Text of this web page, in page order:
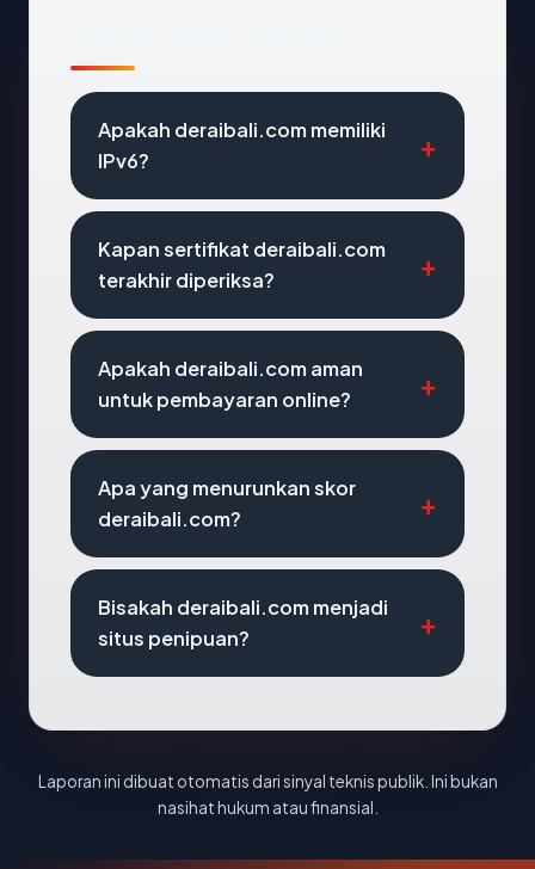
Apakah deraibali.com memiliki
IPv6?
Kapan sertifikat deraibali.com
terakhir diperiksa?
Apakah deraibali.com aman
untuk pembayaran online?
Apa yang menurunkan skor
deraibali.com?
Bisakah deraibali.com menjadi
situs penipuan?
Laporan ini dibuat otomatis dari sinyal teknis publik. Ini bukan
nasihat hukum atau finansial.